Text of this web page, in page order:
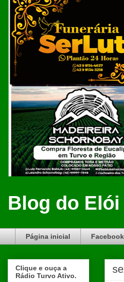
Blog do Elói
Página inicial
Clique e ouça a
Rádio Turvo Ativo.